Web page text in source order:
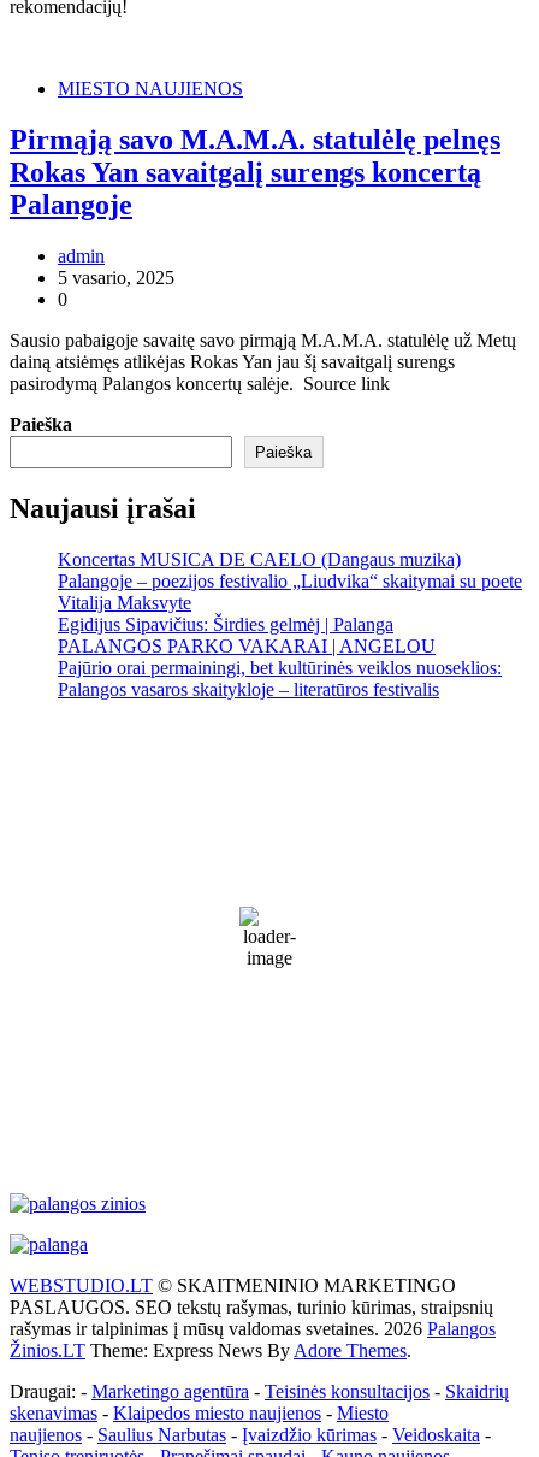
rekomendacijų!
MIESTO NAUJIENOS
Pirmąją savo M.A.M.A. statulėlę pelnęs
Rokas Yan savaitgalį surengs koncertą
Palangoje
admin
5 vasario, 2025
0
Sausio pabaigoje savaitę savo pirmąją M.A.M.A. statulėlę už Metų
dainą atsiėmęs atlikėjas Rokas Yan jau šį savaitgalį surengs
pasirodymą Palangos koncertų salėje. Source link
Paieška
Paieška
Naujausi įrašai
Koncertas MUSICA DE CAELO (Dangaus muzika)
Palangoje – poezijos festivalio „Liudvika“ skaitymai su poete
Vitalija Maksvyte
Egidijus Sipavičius: Širdies gelmėj | Palanga
PALANGOS PARKO VAKARAI | ANGELOU
Pajūrio orai permainingi, bet kultūrinės veiklos nuoseklios:
Palangos vasaros skaitykloje – literatūros festivalis
74 %
WEBSTUDIO.LT © SKAITMENINIO MARKETINGO
PASLAUGOS. SEO tekstų rašymas, turinio kūrimas, straipsnių
rašymas ir talpinimas į mūsų valdomas svetaines. 2026 Palangos
Žinios.LT Theme: Express News By Adore Themes.
Draugai: - Marketingo agentūra - Teisinės konsultacijos - Skaidrių
skenavimas - Klaipedos miesto naujienos - Miesto
naujienos - Saulius Narbutas - Įvaizdžio kūrimas - Veidoskaita -